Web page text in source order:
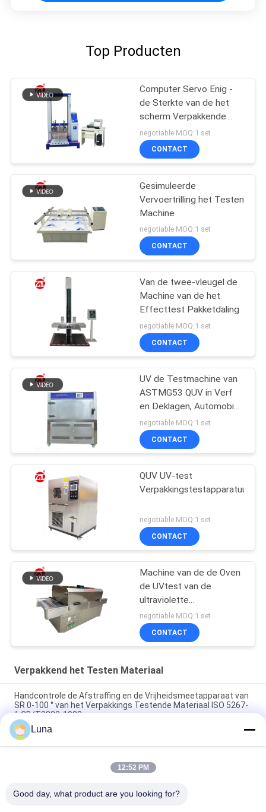
Top Producten
Computer Servo Enig -
de Sterkte van de het
scherm Verpakkende
Compressie het Testen
Machine
negotiable MOQ:1 set
CONTACT
Gesimuleerde
Vervoertrilling het Testen
Machine
negotiable MOQ:1 set
CONTACT
Van de twee-vleugel de
Machine van de het
Effecttest Pakketdaling
negotiable MOQ:1 set
CONTACT
UV de Testmachine van
ASTMG53 QUV in Verf
en Deklagen, Automobiel,
Plastieken Enz.
negotiable MOQ:1 set
CONTACT
QUV UV-test
Verpakkingstestapparatuur
negotiable MOQ:1 set
CONTACT
Machine van de de Oven
de UVtest van de
ultraviolette
Stralingssterilisatie voor
Gezichtsmaskers,
UVsterilisatormachine
negotiable MOQ:1 set
CONTACT
Verpakkend het Testen Materiaal
Handcontrole de Afstraffing en de Vrijheidsmeetapparaat van
SR 0-100 ° van het Verpakkings Testende Materiaal ISO 5267-
1 GB/T3332-1982
20W versneld het Doorstaan van het UV de Lamp van de
Testkamer Bestand Verouderen
Vierkant Versneld Type het Doorstaan van de Test van het
Luna
12:52 PM
Good day, what product are you looking for?